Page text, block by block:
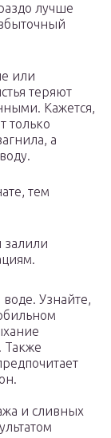
лучше
или
теряют
Кажется,
только
а
тем
залили
Узнайте,
Также
и сливных